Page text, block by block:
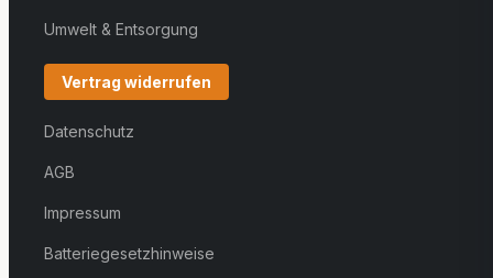
Umwelt & Entsorgung
Vertrag widerrufen
Datenschutz
AGB
Impressum
Batteriegesetzhinweise